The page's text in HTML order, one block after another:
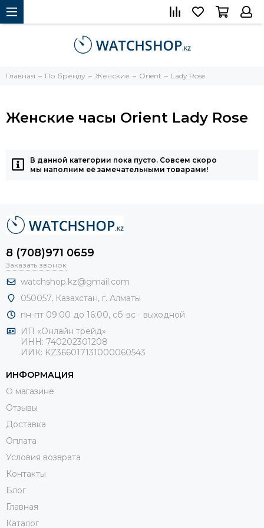
Главная По бренду Женские Orient Lady Rose
Женские часы Orient Lady Rose
В данной категории пока пусто. Совсем скоро
мы наполним её замечательными товарами!
8 (708)971 0659
Заказать звонок
watchshop.kz@gmail.com
050057, Казахстан, г. Алматы
пн-пт 09:00 до 16:00, сб-вс - выходной
ИП «Онлайн трейд»
ИНН: 740202301208
ИИК: KZ366017131000060543
ИНФОРМАЦИЯ
О магазине
Отзывы
Доставка
Оплата
Условия возврата
Контакты
Блог
Главная
Каталог